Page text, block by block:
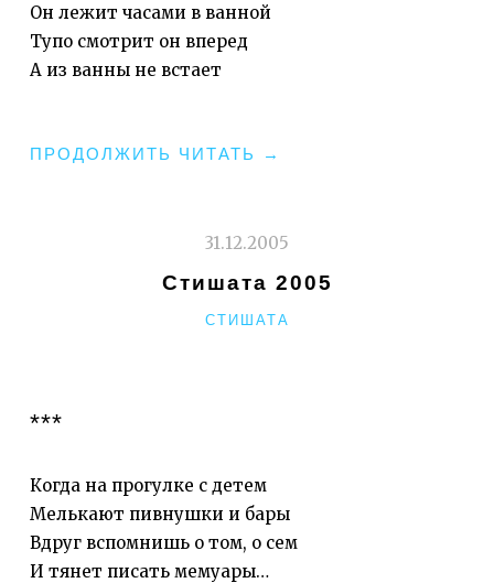
Он лежит часами в ванной
Тупо смотрит он вперед
А из ванны не встает
ПРОДОЛЖИТЬ ЧИТАТЬ
"СТИШАТА
→
31.12.2005
Стишата 2005
РУБРИКИ
СТИШАТА
***
Когда на прогулке с детем
Мелькают пивнушки и бары
Вдруг вспомнишь о том, о сем
И тянет писать мемуары…